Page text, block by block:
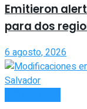
Emitieron
para dos
6 agosto, 2026